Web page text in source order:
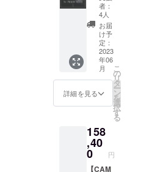
ループ
で1枚の
み利用
可能 ※
有効期
限：24
年3月末
チェッ
クイン
ご送付
させて
いただ
きま
す。 そ
のほか
のリ
ターン
はござ
いませ
い。 掲
載期
間：23
年6月〜
ループ
宿泊
券 1泊
2日 8
名まで
宿泊可
能 最
66,000
円オ
フ】 ツ
キミチ
ランド
オープ
ン後、
グルー
プでの
者：
4人
お届
け予
定：
2023
年06
月
詳細を見る
こ
の
リ
タ
ー
ン
を
選
択
す
る
158
,40
0 円
【CAM